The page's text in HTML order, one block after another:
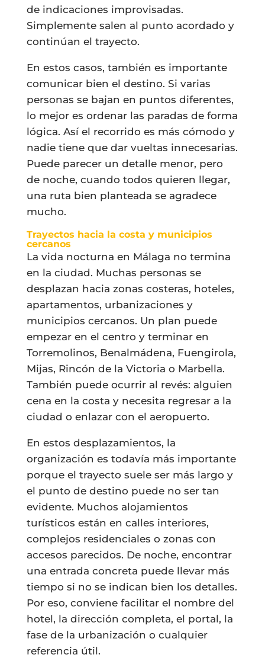
de indicaciones improvisadas.
Simplemente salen al punto acordado y
continúan el trayecto.
En estos casos, también es importante
comunicar bien el destino. Si varias
personas se bajan en puntos diferentes,
lo mejor es ordenar las paradas de forma
lógica. Así el recorrido es más cómodo y
nadie tiene que dar vueltas innecesarias.
Puede parecer un detalle menor, pero
de noche, cuando todos quieren llegar,
una ruta bien planteada se agradece
mucho.
Trayectos hacia la costa y municipios
cercanos
La vida nocturna en Málaga no termina
en la ciudad. Muchas personas se
desplazan hacia zonas costeras, hoteles,
apartamentos, urbanizaciones y
municipios cercanos. Un plan puede
empezar en el centro y terminar en
Torremolinos, Benalmádena, Fuengirola,
Mijas, Rincón de la Victoria o Marbella.
También puede ocurrir al revés: alguien
cena en la costa y necesita regresar a la
ciudad o enlazar con el aeropuerto.
En estos desplazamientos, la
organización es todavía más importante
porque el trayecto suele ser más largo y
el punto de destino puede no ser tan
evidente. Muchos alojamientos
turísticos están en calles interiores,
complejos residenciales o zonas con
accesos parecidos. De noche, encontrar
una entrada concreta puede llevar más
tiempo si no se indican bien los detalles.
Por eso, conviene facilitar el nombre del
hotel, la dirección completa, el portal, la
fase de la urbanización o cualquier
referencia útil.